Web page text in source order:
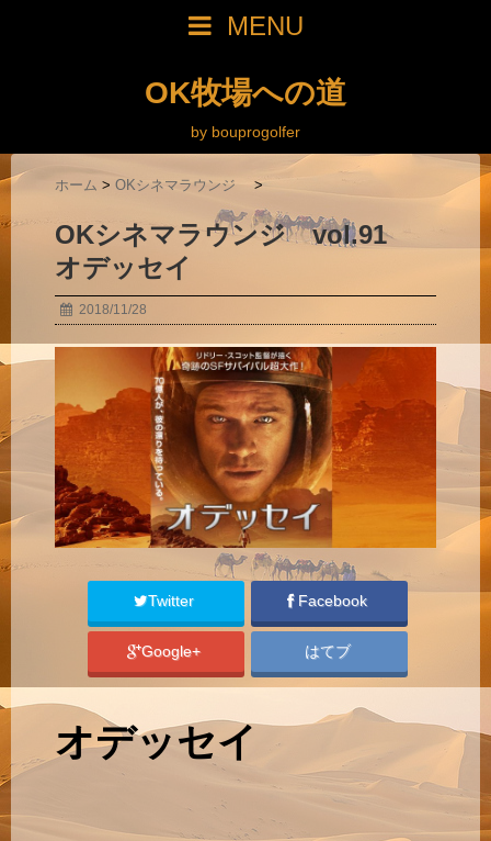
MENU
OK牧場への道
by bouprogolfer
ホーム > OKシネマラウンジ >
OKシネマラウンジ vol.91
オデッセイ
2018/11/28
Twitter Facebook
Google+ はてブ
オデッセイ